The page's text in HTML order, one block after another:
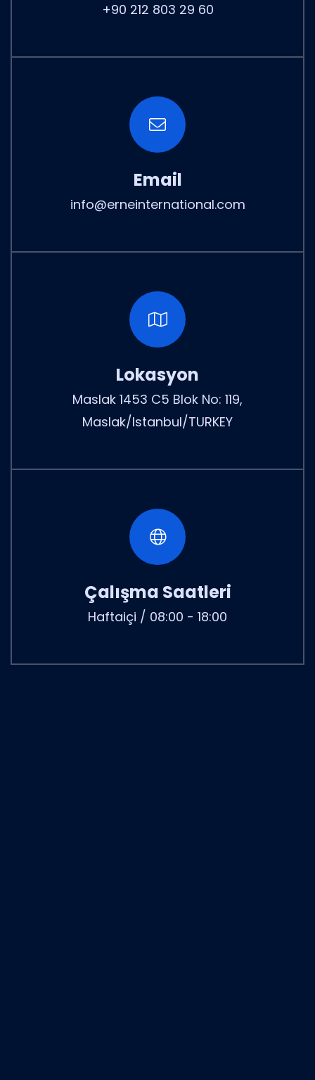
+90 212 803 29 60
Email
info@erneinternational.com
Lokasyon
Maslak 1453 C5 Blok No: 119,
Maslak/Istanbul/TURKEY
Çalışma Saatleri
Haftaiçi / 08:00 - 18:00